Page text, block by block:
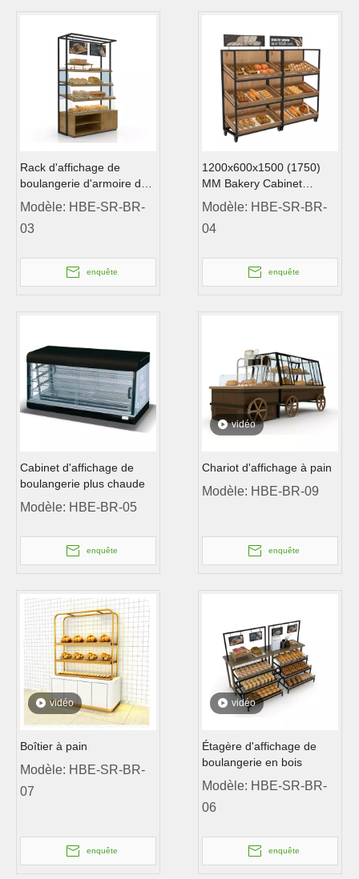
Rack d'affichage de
boulangerie d'armoire de
boulangerie
1000x600x2200mm
Modèle: HBE-SR-BR-
03
enquête
1200x600x1500 (1750)
MM Bakery Cabinet
Bakery Display Rack
Modèle: HBE-SR-BR-
04
enquête
Cabinet d'affichage de
boulangerie plus chaude
Modèle: HBE-BR-05
enquête
vidéo
Chariot d'affichage à pain
Modèle: HBE-BR-09
enquête
vidéo
Boîtier à pain
Modèle: HBE-SR-BR-
07
enquête
vidéo
Étagère d'affichage de
boulangerie en bois
Modèle: HBE-SR-BR-
06
enquête